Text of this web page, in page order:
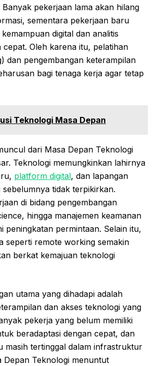
pekerjaan lama akan hilang
sementara pekerjaan baru
digital dan analitis
cepat. Oleh karena itu, pelatihan
dan pengembangan keterampilan
bagi tenaga kerja agar tetap
Teknologi Masa Depan
dari Masa Depan Teknologi
Teknologi memungkinkan lahirnya
platform digital, dan lapangan
sebelumnya tidak terpikirkan.
di bidang pengembangan
hingga manajemen keamanan
peningkatan permintaan. Selain itu,
seperti remote working semakin
berkat kemajuan teknologi
utama yang dihadapi adalah
dan akses teknologi yang
pekerja yang belum memiliki
beradaptasi dengan cepat, dan
masih tertinggal dalam infrastruktur
Depan Teknologi menuntut